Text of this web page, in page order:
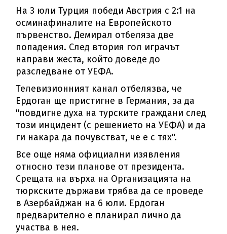
На 3 юли Турция победи Австрия с 2:1 на
осминафиналите на Европейското
първенство. Демирал отбеляза две
попадения. След втория гол играчът
направи жеста, който доведе до
разследване от УЕФА.
Телевизионният канал отбелязва, че
Ердоган ще пристигне в Германия, за да
"повдигне духа на турските граждани след
този инцидент (с решението на УЕФА) и да
ги накара да почувстват, че е с тях".
Все още няма официални изявления
относно тези планове от президента.
Срещата на върха на Организацията на
тюркските държави трябва да се проведе
в Азербайджан на 6 юли. Ердоган
предварително е планирал лично да
участва в нея.